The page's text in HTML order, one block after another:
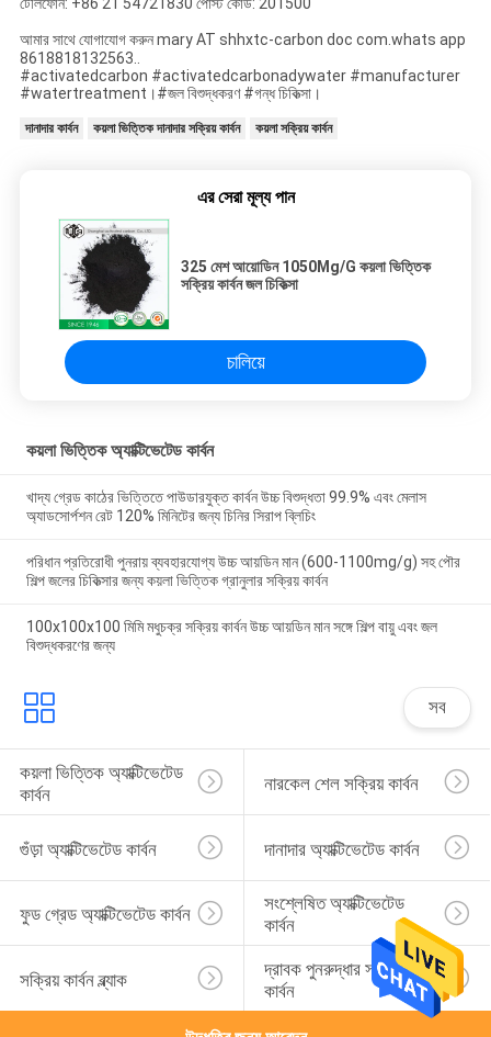
আমার সাথে যোগাযোগ করুন mary AT shhxtc-carbon doc com.whats app
8618818132563..
#activatedcarbon #activatedcarbonadywater #manufacturer
#watertreatment।#জল বিশুদ্ধকরণ #গন্ধ চিকিত্সা।
দানাদার কার্বন কয়লা ভিত্তিক দানাদার সক্রিয় কার্বন কয়লা সক্রিয় কার্বন
এর সেরা মূল্য পান
325 মেশ আয়োডিন 1050Mg/G কয়লা ভিত্তিক
সক্রিয় কার্বন জল চিকিত্সা
চালিয়ে
কয়লা ভিত্তিক অ্যাক্টিভেটেড কার্বন
খাদ্য গ্রেড কাঠের ভিত্তিতে পাউডারযুক্ত কার্বন উচ্চ বিশুদ্ধতা 99.9% এবং মেলাস
অ্যাডসোর্পশন রেট 120% মিনিটের জন্য চিনির সিরাপ ব্লিচিং
পরিধান প্রতিরোধী পুনরায় ব্যবহারযোগ্য উচ্চ আয়ডিন মান (600-1100mg/g) সহ পৌর
শিল্প জলের চিকিত্সার জন্য কয়লা ভিত্তিক গ্রানুলার সক্রিয় কার্বন
100x100x100 মিমি মধুচক্র সক্রিয় কার্বন উচ্চ আয়ডিন মান সঙ্গে শিল্প বায়ু এবং জল
বিশুদ্ধকরণের জন্য
সব
কয়লা ভিত্তিক অ্যাক্টিভেটেড
কার্বন
নারকেল শেল সক্রিয় কার্বন
গুঁড়া অ্যাক্টিভেটেড কার্বন দানাদার অ্যাক্টিভেটেড কার্বন
ফুড গ্রেড অ্যাক্টিভেটেড কার্বন
সংশ্লেষিত অ্যাক্টিভেটেড
কার্বন
সক্রিয় কার্বন ব্ল্যাক
দ্রাবক পুনরুদ্ধার সক্রিয়
কার্বন